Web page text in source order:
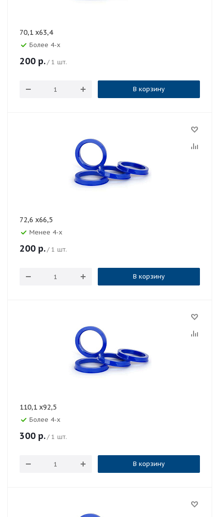
70,1 x63,4
Более 4-х
200 р./ 1 шт.
В корзину
72,6 x66,5
Менее 4-х
200 р./ 1 шт.
В корзину
110,1 x92,5
Более 4-х
300 р./ 1 шт.
В корзину